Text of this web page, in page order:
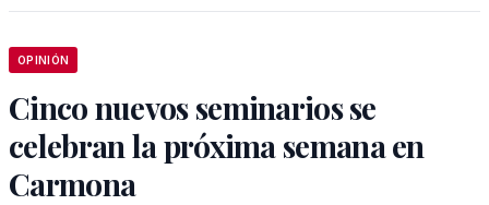
OPINIÓN
Cinco nuevos seminarios se
celebran la próxima semana en
Carmona